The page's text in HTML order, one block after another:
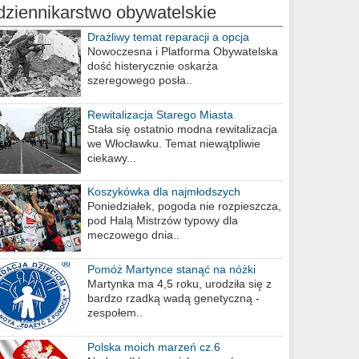
obywatelskie
Drażliwy temat reparacji a opcja
berlińska
Nowoczesna i Platforma Obywatelska
dość histerycznie oskarża
szeregowego posła..
Rewitalizacja Starego Miasta
Stała się ostatnio modna rewitalizacja
we Włocławku. Temat niewątpliwie
ciekawy...
Koszykówka dla najmłodszych
Poniedziałek, pogoda nie rozpieszcza,
pod Halą Mistrzów typowy dla
meczowego dnia..
Pomóż Martynce stanąć na nóżki
Martynka ma 4,5 roku, urodziła się z
bardzo rzadką wadą genetyczną -
zespołem..
Polska moich marzeń cz.6